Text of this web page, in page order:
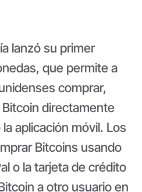
lanzó su primer
que permite a
comprar,
directamente
aplicación móvil. Los
Bitcoins usando
o la tarjeta de crédito
a otro usuario en